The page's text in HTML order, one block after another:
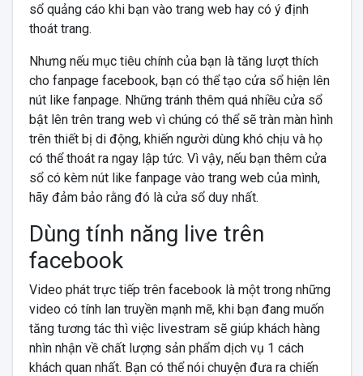
sổ quảng cáo khi bạn vào trang web hay có ý định
thoát trang.
Nhưng nếu mục tiêu chính của bạn là tăng lượt thích
cho fanpage facebook, bạn có thể tạo cửa sổ hiện lên
nút like fanpage. Những tránh thêm quá nhiều cửa sổ
bật lên trên trang web vì chúng có thể sẽ tràn màn hình
trên thiết bị di động, khiến người dùng khó chịu và họ
có thể thoát ra ngay lập tức. Vì vậy, nếu bạn thêm cửa
sổ có kèm nút like fanpage vào trang web của mình,
hãy đảm bảo rằng đó là cửa sổ duy nhất.
Dùng tính năng live trên
facebook
Video phát trực tiếp trên facebook là một trong những
video có tính lan truyền mạnh mẽ, khi bạn đang muốn
tăng tương tác thì việc livestram sẽ giúp khách hàng
nhìn nhận về chất lượng sản phẩm dịch vụ 1 cách
khách quan nhất. Bạn có thể nói chuyện đưa ra chiến